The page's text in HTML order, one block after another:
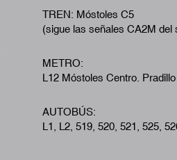
TREN: Móstoles C5
(sigue las señales CA2M del
METRO:
L12 Móstoles Centro. Pradillo
AUTOBÚS:
L1, L2, 519, 520, 521, 525,